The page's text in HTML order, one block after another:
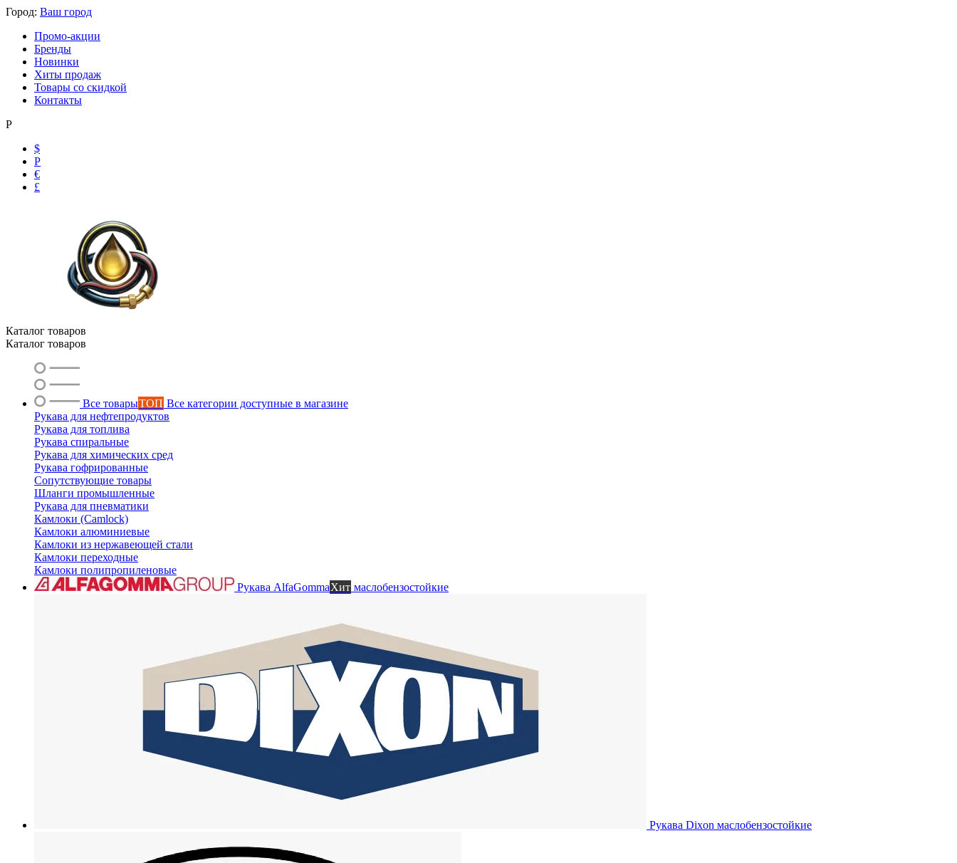
Город: Ваш город
Промо-акции
Бренды
Новинки
Хиты продаж
Товары со скидкой
Контакты
Р
$
Р
€
£
Каталог товаров
Каталог товаров
Все товарыТОП Все категории доступные в магазине
Рукава для нефтепродуктов
Рукава для топлива
Рукава спиральные
Рукава для химических сред
Рукава гофрированные
Сопутствующие товары
Шланги промышленные
Рукава для пневматики
Камлоки (Camlock)
Камлоки алюминиевые
Камлоки из нержавеющей стали
Камлоки переходные
Камлоки полипропиленовые
Рукава AlfaGommaХит маслобензостойкие
Рукава Dixon маслобензостойкие